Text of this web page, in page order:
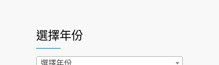
西園醫院55周年 7／10捐血公益活動 邀
民眾熱血響應
2022-02-17
過量維生素D和鈣恐罹癌? 醫師釋
選擇年份
選擇年份